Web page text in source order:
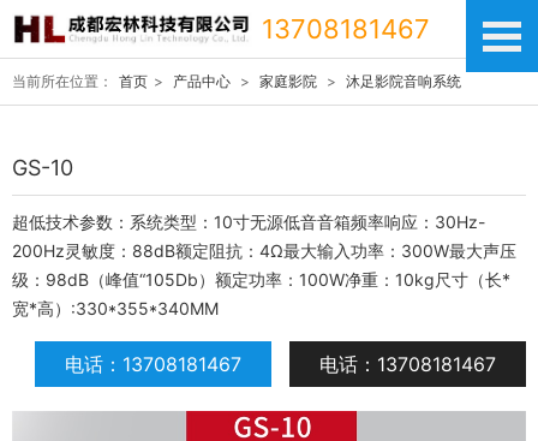
13708181467
当前所在位置： 首页 > 产品中心 > 家庭影院 > 沐足影院音响系统
GS-10
超低技术参数：系统类型：10寸无源低音音箱频率响应：30Hz-
200Hz灵敏度：88dB额定阻抗：4Ω最大输入功率：300W最大声压
级：98dB（峰值“105Db）额定功率：100W净重：10kg尺寸（长*
宽*高）:330*355*340MM
电话：13708181467
电话：13708181467